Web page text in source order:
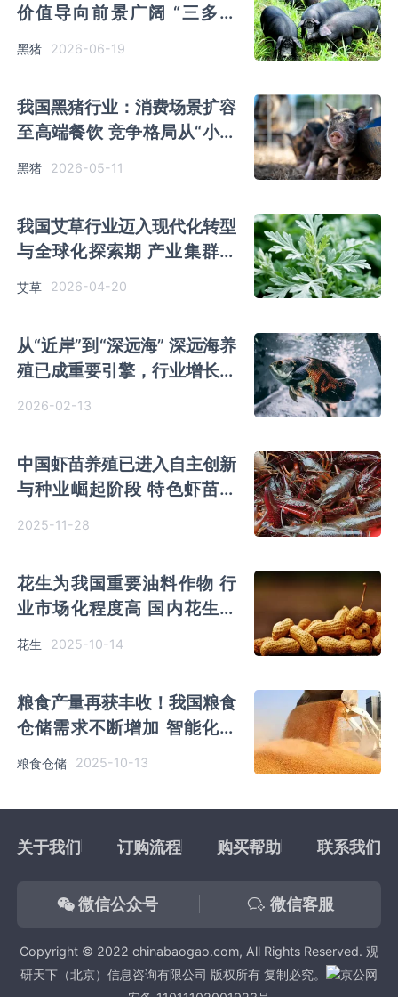
价值导向前景广阔 “三多三
少”困境仍存
黑猪 2026-06-19
我国黑猪行业：消费场景扩容
至高端餐饮 竞争格局从“小而
散”向“大而精”演变
黑猪 2026-05-11
我国艾草行业迈入现代化转型
与全球化探索期 产业集群已
艾草 2026-04-20
从“近岸”到“深远海” 深远海养
殖已成重要引擎，行业增长空
2026-02-13
中国虾苗养殖已进入自主创新
与种业崛起阶段 特色虾苗需
2025-11-28
花生为我国重要油料作物 行
业市场化程度高 国内花生增
产空间约400万吨
花生 2025-10-14
粮食产量再获丰收！我国粮食
仓储需求不断增加 智能化绿
色化进程加速
粮食仓储 2025-10-13
关于我们 订购流程 购买帮助 联系我们
微信公众号 微信客服
Copyright © 2022 chinabaogao.com, All Rights Reserved. 观
研天下（北京）信息咨询有限公司 版权所有 复制必究。
京公网